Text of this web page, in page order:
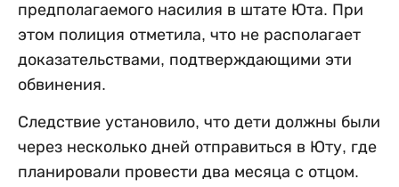
предполагаемого насилия в штате Юта. При
этом полиция отметила, что не располагает
доказательствами, подтверждающими эти
обвинения.
Следствие установило, что дети должны были
через несколько дней отправиться в Юту, где
планировали провести два месяца с отцом.